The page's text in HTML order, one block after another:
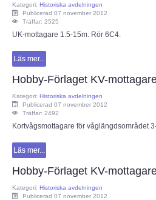
Kategori: Historiska avdelningen
Publicerad 07 november 2012
Träffar: 2525
UK-mottagare 1.5-15m. Rör 6C4.
Läs mer...
Hobby-Förlaget KV-
Kategori: Historiska avdelningen
Publicerad 07 november 2012
Träffar: 2492
Kortvågsmottagare för våglängdsområdet
Läs mer...
Hobby-Förlaget KV-
Kategori: Historiska avdelningen
Publicerad 07 november 2012